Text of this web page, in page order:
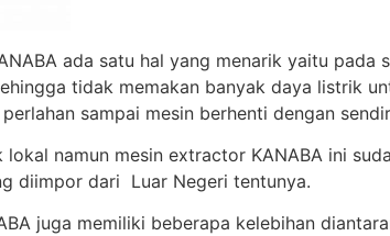
ada satu hal yang menarik yaitu
tidak memakan banyak daya listrik
sampai mesin berhenti dengan
namun mesin extractor KANABA ini
diimpor dari Luar Negeri tentunya.
juga memiliki beberapa kelebihan